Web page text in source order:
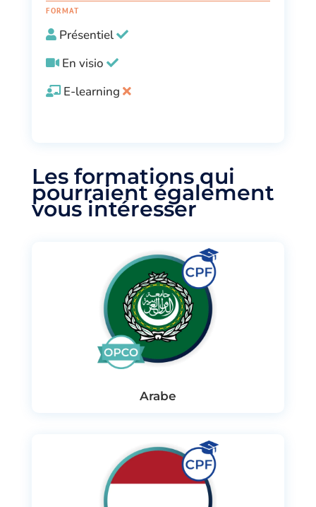
FORMAT
Présentiel
En visio
E-learning
Les formations qui
pourraient également
vous intéresser
Arabe